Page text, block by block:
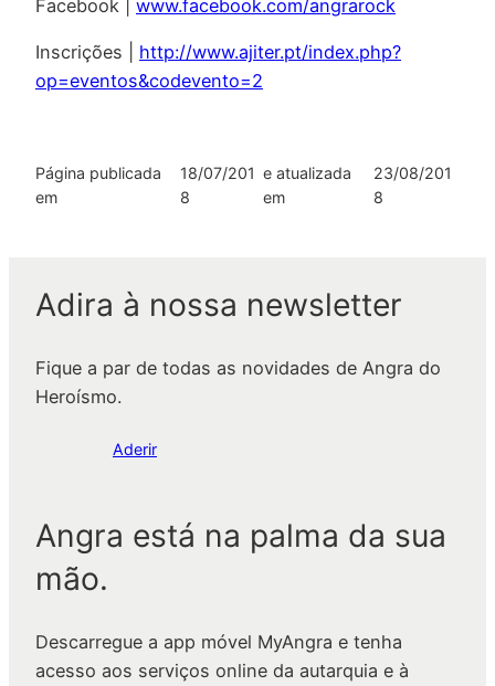
Facebook | www.facebook.com/angrarock
Inscrições | http://www.ajiter.pt/index.php?
op=eventos&codevento=2
Página publicada
em
18/07/201
8
e atualizada
em
23/08/201
8
Adira à nossa newsletter
Fique a par de todas as novidades de Angra do
Heroísmo.
Aderir
Angra está na palma da sua
mão.
Descarregue a app móvel MyAngra e tenha
acesso aos serviços online da autarquia e à